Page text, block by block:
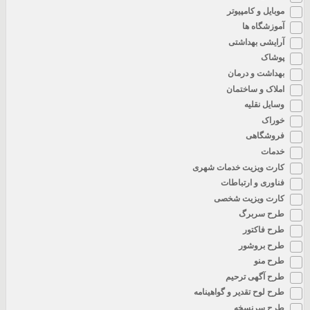
موبایل و کامپیوتر
آموزشگاه ها
آرایشی بهداشتی
بهداشت و درمان
املاک و ساختمان
وسایل نقلیه
خوراک
فروشگاهی
کارت ویزیت خدمات شهری
فناوری و ارتباطات
کارت ویزیت شخصی
طرح سربرگ
طرح فاکتور
طرح بروشور
طرح منو
طرح آگهی ترحیم
طرح لوح تقدیر و گواهینامه
طرح سرنسخه